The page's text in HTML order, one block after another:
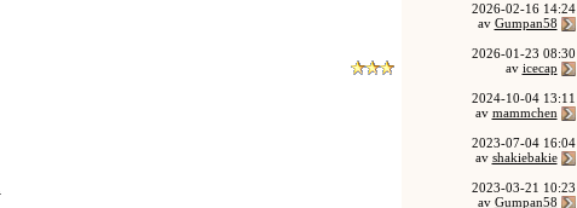
2026-02-16 14:24
av Gumpan58
2026-01-23 08:30
av icecap
2024-10-04 13:11
av mammchen
2023-07-04 16:04
av shakiebakie
2023-03-21 10:23
av Gumpan58